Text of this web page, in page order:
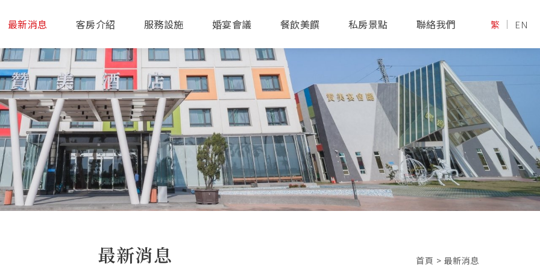
最新消息 客房介紹 服務設施 婚宴會議 餐飲美饌 私房景點 聯絡我們 繁 EN
最新消息 首頁 > 最新消息